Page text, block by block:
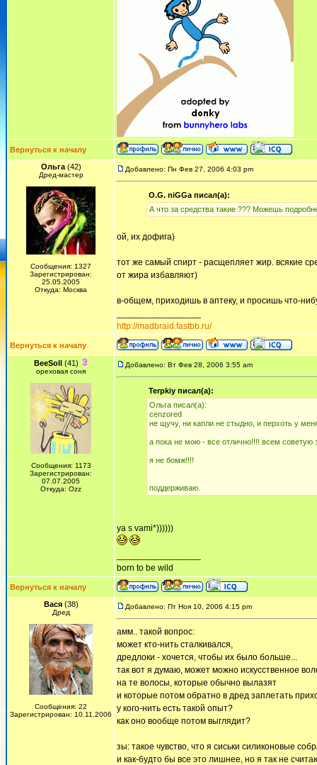
Вернуться к началу
Ольга(42)
Дред-мастер
Сообщения: 1327
Зарегистрирован:
25.05.2005
Откуда: Москва
Добавлено: Пн Фев 27, 2006 4:03 pm
O.G. niGGa писал(а):
А что за средства такие ??? Можешь
ой, их дофига)
тот же самый спирт - расщепляет жир. всякие
от жира избавляют)
в-общем, приходишь в аптеку, и просишь что-
http://madbraid.fastbb.ru/
Вернуться к началу
BeeSoll(41)
ореховая соня
Сообщения: 1173
Зарегистрирован:
07.07.2005
Откуда: Ozz
Добавлено: Вт Фев 28, 2006 3:55 am
Terpkiy писал(а):
Ольга писал(а):
cenzored
не щучу, ни капли не стыдно, и перхоть у
а пока не мою - все отлично!!!! всем
я не бомж!!!!
поддерживаю.
ya s vami*))))))
born to be wild
Вернуться к началу
Вася(38)
Дред
Сообщения: 22
Зарегистрирован: 10.11.2006
Добавлено: Пт Ноя 10, 2006 4:15 pm
амм.. такой вопрос:
может кто-нить сталкивался,
дредлоки - хочется, чтобы их было больше...
так вот я думаю, может можно искусственное
на те волосы, которые обычно вылазят
и которые потом обратно в дред заплетать
у кого-нить есть такой опыт?
как оно вообще потом выглядит?
зы: такое чувство, что я сиськи силиконовые
и как-будто бы все это лишнее, но я так не